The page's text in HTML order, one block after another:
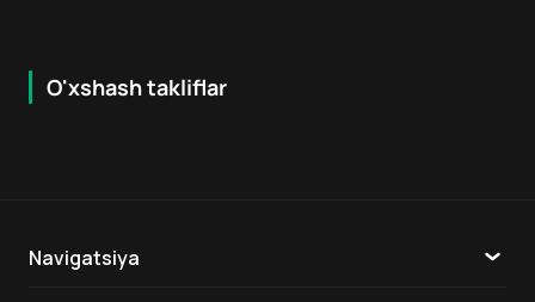
O'xshash takliflar
16 + 7.9
Navigatsiya